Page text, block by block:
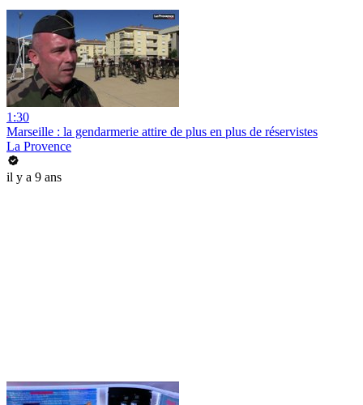
1:30
Marseille : la gendarmerie attire de plus en plus de réservistes
La Provence
il y a 9 ans